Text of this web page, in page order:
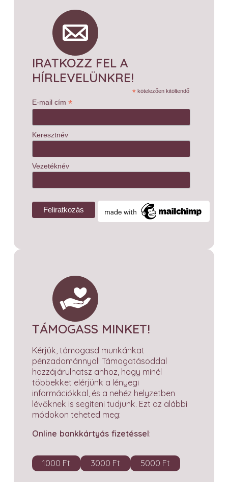
IRATKOZZ FEL A
HÍRLEVELÜNKRE!
* kötelezően kitöltendő
E-mail cím *
Keresztnév
Vezetéknév
TÁMOGASS MINKET!
Kérjük, támogasd munkánkat
pénzadománnyal! Támogatásoddal
hozzájárulhatsz ahhoz, hogy minél
többekket elérjünk a lényegi
információkkal, és a nehéz helyzetben
lévőknek is segíteni tudjunk. Ezt az alábbi
módokon teheted meg:
Online bankkártyás fizetéssel:
1000 Ft 3000 Ft 5000 Ft